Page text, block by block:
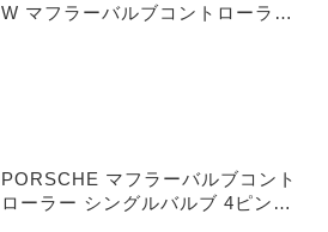
W マフラーバルブコントローラー
PORSCHE マフラーバルブコント
ローラー シングルバルブ 4ピンタ